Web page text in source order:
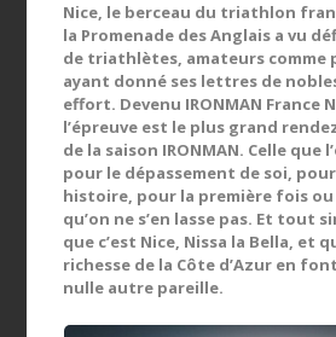
Nice, le berceau du triathlon
la Promenade des Anglais a vu
de triathlètes, amateurs comme
ayant donné ses lettres de
effort. Devenu IRONMAN France
l’épreuve est le plus grand
de la saison IRONMAN. Celle que
pour le dépassement de soi,
histoire, pour la première fois ou
qu’on ne s’en lasse pas. Et tout
que c’est Nice, Nissa la Bella, et
richesse de la Côte d’Azur en
nulle autre pareille.